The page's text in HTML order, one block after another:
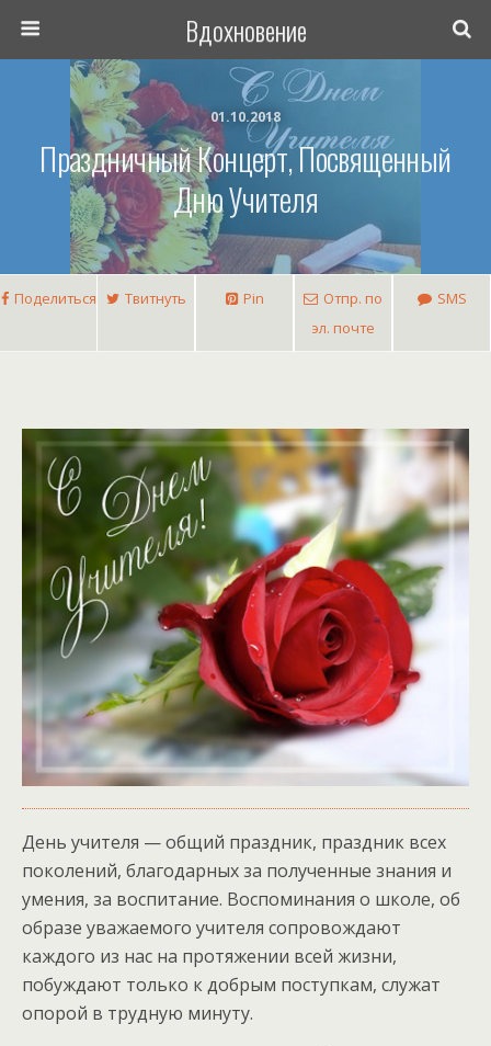
Вдохновение
01.10.2018
Праздничный Концерт, Посвященный
Дню Учителя
Поделиться Твитнуть Pin
Отпр. по
эл. почте
SMS
День учителя — общий праздник, праздник всех
поколений, благодарных за полученные знания и
умения, за воспитание. Воспоминания о школе, об
образе уважаемого учителя сопровождают
каждого из нас на протяжении всей жизни,
побуждают только к добрым поступкам, служат
опорой в трудную минуту.